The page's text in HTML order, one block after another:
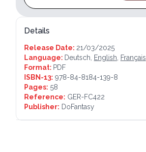
Details
Release Date: 21/03/2025
Language: Deutsch, English, Français
Format: PDF
ISBN-13: 978-84-8184-139-8
Pages: 58
Reference: GER-FC422
Publisher: DoFantasy